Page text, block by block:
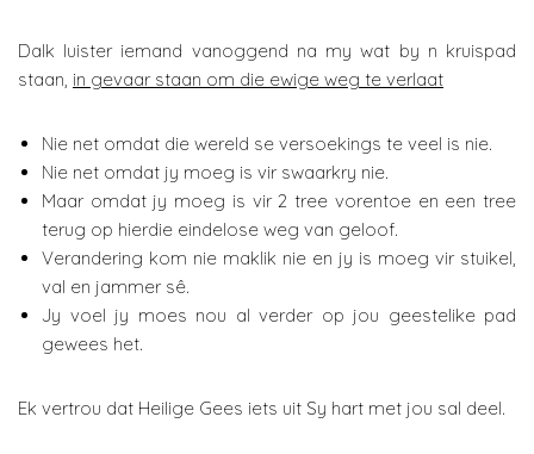
Dalk luister iemand vanoggend na my wat by n kruispad
staan, in gevaar staan om die ewige weg te verlaat
Nie net omdat die wereld se versoekings te veel is nie.
Nie net omdat jy moeg is vir swaarkry nie.
Maar omdat jy moeg is vir 2 tree vorentoe en een tree
terug op hierdie eindelose weg van geloof.
Verandering kom nie maklik nie en jy is moeg vir stuikel,
val en jammer sê.
Jy voel jy moes nou al verder op jou geestelike pad
gewees het.
Ek vertrou dat Heilige Gees iets uit Sy hart met jou sal deel.